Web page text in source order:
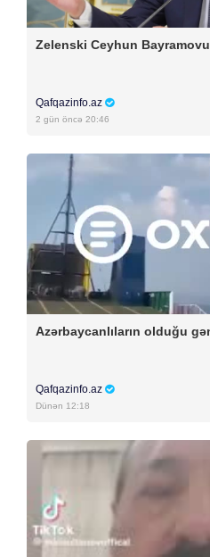
Zelenski Ceyhun
Qafqazinfo.az
2 gün öncə 20:46
Azərbaycanlıların olduğu
Qafqazinfo.az
Dünən 12:18